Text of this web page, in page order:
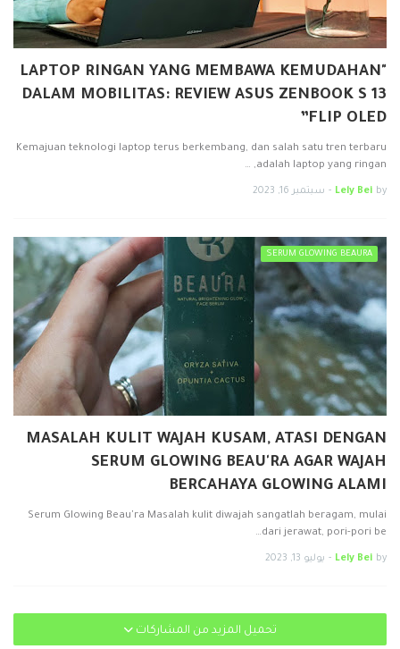
"LAPTOP RINGAN YANG MEMBAWA KEMUDAHAN
DALAM MOBILITAS: REVIEW ASUS ZENBOOK S 13
FLIP OLED”
Kemajuan teknologi laptop terus berkembang, dan salah satu tren terbaru
adalah laptop yang ringan, …
by
Lely Bei
- سبتمبر 16, 2023
SERUM GLOWING BEAURA
MASALAH KULIT WAJAH KUSAM, ATASI DENGAN
SERUM GLOWING BEAU'RA AGAR WAJAH
BERCAHAYA GLOWING ALAMI
Serum Glowing Beau'ra Masalah kulit diwajah sangatlah beragam, mulai
dari jerawat, pori-pori be…
by
Lely Bei
- يوليو 13, 2023
تحميل المزيد من المشاركات